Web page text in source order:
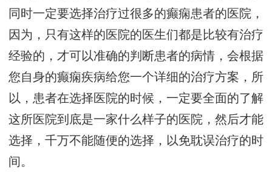
同时一定要选择治疗过很多的癫痫患者的医院，
因为，只有这样的医院的医生们都是比较有治疗
经验的，才可以准确的判断患者的病情，会根据
您自身的癫痫疾病给您一个详细的治疗方案，所
以，患者在选择医院的时候，一定要全面的了解
这所医院到底是一家什么样子的医院，然后才能
选择，千万不能随便的选择，以免耽误治疗的时
间。